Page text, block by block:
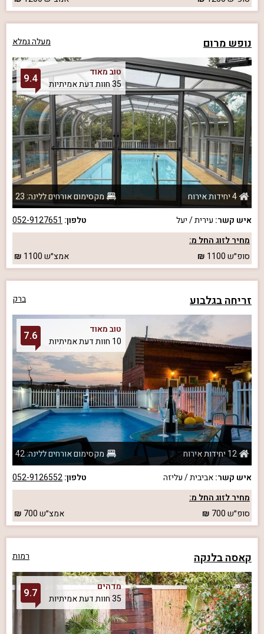
נופש מרום מעלה גמלא
טוב מאוד
35 חוות דעת אמיתיות
9.4
4 יחידות אירוח
מקסימום אורחים ללינה: 23
איש קשר: עירית / יעל טלפון: 052-9127651
מחיר לזוג החל מ:
סופ״ש1100 אמצ״ש1100
זריחה בגלבוע ברק
טוב מאוד
10 חוות דעת אמיתיות
7.6
12 יחידות אירוח
מקסימום אורחים ללינה: 42
איש קשר:אביבית / עליזה טלפון:052-9126552
מחיר לזוג החל מ:
סופ״ש700 אמצ״ש700
קאסה בלנקה רמות
מדהים
35 חוות דעת אמיתיות
9.7